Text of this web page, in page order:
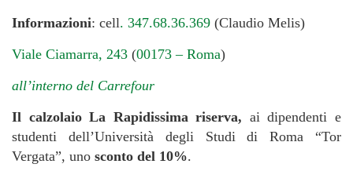
Informazioni: cell. 347.68.36.369 (Claudio Melis)
Viale Ciamarra, 243 (00173 – Roma)
all’interno del Carrefour
Il calzolaio La Rapidissima riserva, ai dipendenti e
studenti dell’Università degli Studi di Roma “Tor
Vergata”, uno sconto del 10%.